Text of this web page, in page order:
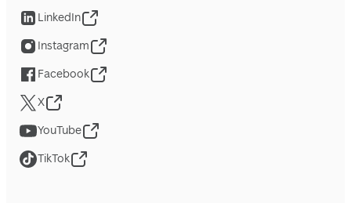
LinkedIn
Instagram
Facebook
X
YouTube
TikTok